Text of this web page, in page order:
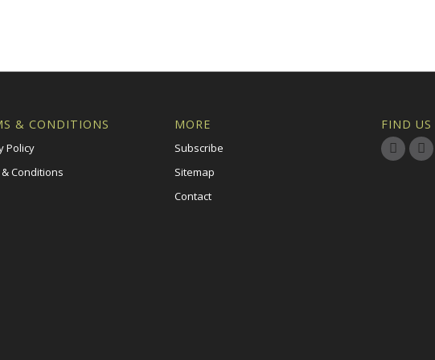
& CONDITIONS
Policy
Conditions
MORE
Subscribe
Sitemap
Contact
FIND US